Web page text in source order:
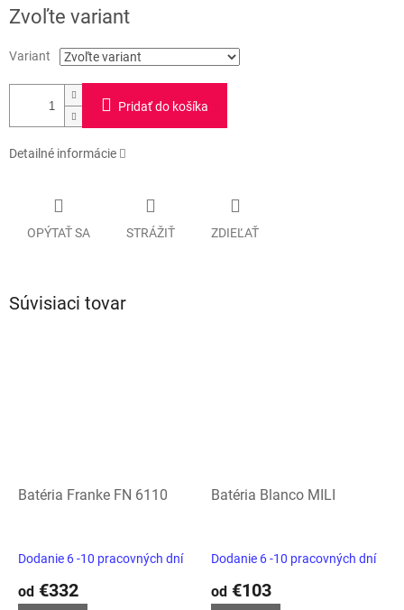
cena:
Zvoľte variant
Variant
Pridať do košíka
Detailné informácie
OPÝTAŤ SA STRÁŽIŤ ZDIEĽAŤ
Súvisiaci tovar
Batéria Franke FN 6110
Dodanie 6 -10 pracovných dní
od €332
Batéria Blanco MILI
Dodanie 6 -10 pracovných dní
od €103